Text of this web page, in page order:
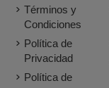
Términos y
Condiciones
Política de
Privacidad
Política de